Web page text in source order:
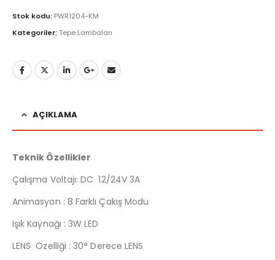
Stok kodu: PWR1204-KM
Kategoriler:Tepe Lambaları
AÇIKLAMA
Teknik Özellikler
Çalışma Voltajı: DC 12/24V 3A
Animasyon : 8 Farklı Çakış Modu
Işık Kaynağı : 3W LED
LENS Özelliği : 30° Derece LENS